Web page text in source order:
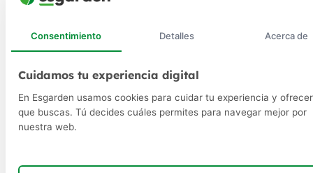
Consentimiento Detalles Acerca de
Cuidamos tu experiencia digital
En Esgarden usamos cookies para cuidar tu experiencia y
que buscas. Tú decides cuáles permites para navegar mejor por
nuestra web.